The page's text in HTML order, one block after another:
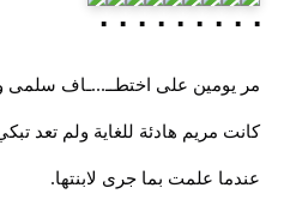
مر يومين على اختطــ...ـاف
كانت مريم هادئة للغاية ولم تعد
عندما علمت بما جرى لابنتها.